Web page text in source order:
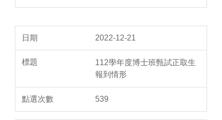
2022-12-21
112學年度博士班甄試正取生
報到情形
539